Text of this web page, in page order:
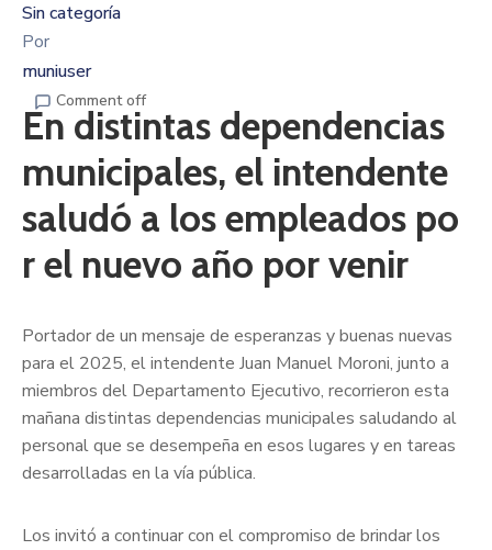
Sin categoría
Por
muniuser
Comment off
En distintas dependencias
municipales, el intendente
saludó a los empleados po
r el nuevo año por venir
Portador de un mensaje de esperanzas y buenas nuevas
para el 2025, el intendente Juan Manuel Moroni, junto a
miembros del Departamento Ejecutivo, recorrieron esta
mañana distintas dependencias municipales saludando al
personal que se desempeña en esos lugares y en tareas
desarrolladas en la vía pública.
Los invitó a continuar con el compromiso de brindar los